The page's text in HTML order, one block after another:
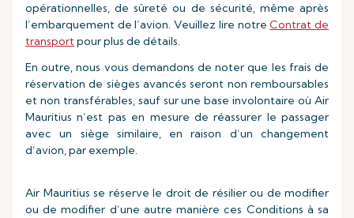
opérationnelles, de sûreté ou de sécurité, même après
l’embarquement de l’avion. Veuillez lire notreContrat de
transportpour plus de détails.
En outre, nous vous demandons de noter que les frais de
réservation de sièges avancés seront non remboursables
et non transférables, sauf sur une base involontaire où Air
Mauritius n’est pas en mesure de réassurer le passager
avec un siège similaire, en raison d’un changement
d’avion, par exemple.
Air Mauritius se réserve le droit de résilier ou de modifier
ou de modifier d’une autre manière ces Conditions à sa